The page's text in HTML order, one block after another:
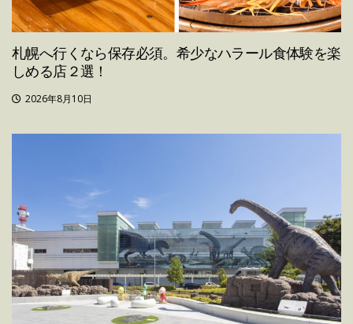
札幌へ行くなら保存必須。希少なハラール食体験を楽
しめる店２選！
2026年8月10日